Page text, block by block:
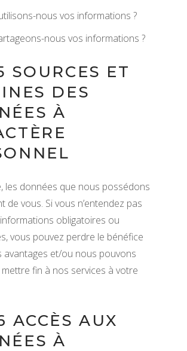
nous vos informations ?
nous vos informations ?
SOURCES ET
DES
À
les données que nous possédons
de vous. Si vous n’entendez pas
obligatoires ou
vous pouvez perdre le bénéfice
avantages et/ou nous pouvons
fin à nos services à votre
ACCÈS AUX
À